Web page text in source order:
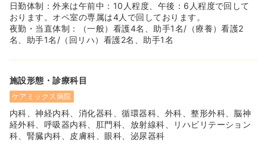
日勤体制：外来は午前中：10人程度、午後：6人程度で回して
おります。オペ室の専属は4人で回しております。
夜勤・当直体制：（一般）看護4名、助手1名/（療養）看護2
名、助手1名/（回リハ）看護2名、助手1名
施設形態・診療科目
ケアミックス病院
内科、神経内科、消化器科、循環器科、外科、整形外科、脳神
経外科、呼吸器内科、肛門科、放射線科、リハビリテーション
科、腎臓内科、皮膚科、眼科、泌尿器科